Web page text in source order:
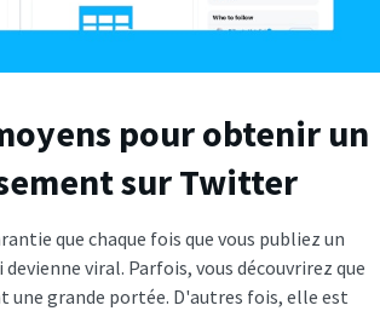
pour obtenir un
sur Twitter
que chaque fois que vous publiez un
viral. Parfois, vous découvrirez que
une grande portée. D'autres fois, elle est